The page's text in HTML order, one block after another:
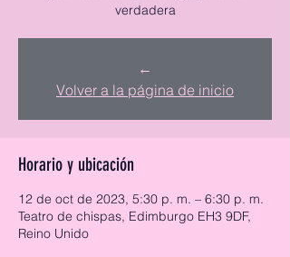
verdadera
←
Volver a la página de inicio
Horario y ubicación
12 de oct de 2023, 5:30 p. m. – 6:30 p. m.
Teatro de chispas, Edimburgo EH3 9DF,
Reino Unido